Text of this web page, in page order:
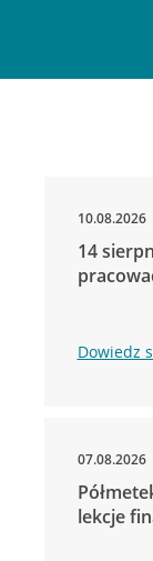
10.08.2026
14
Dowiedz
07.08.2026
lekcje